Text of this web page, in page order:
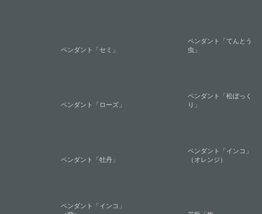
ペンダント「セミ」
ペンダント「てんとう
虫」
ペンダント「ローズ」
ペンダント「松ぼっく
り」
ペンダント「牡丹」
ペンダント「インコ」
（オレンジ）
ペンダント「インコ」